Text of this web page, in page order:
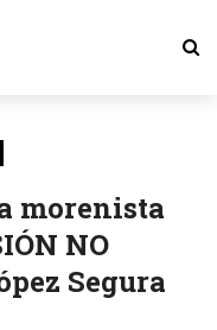
morenista
NO
Segura